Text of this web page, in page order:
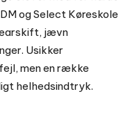
og Select Køreskole
jævn
Usikker
men en række
helhedsindtryk.